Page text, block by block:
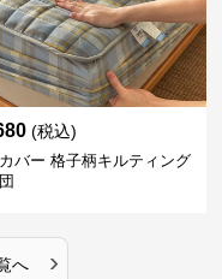
(税込)
バー 格子柄キルティング
へ ›